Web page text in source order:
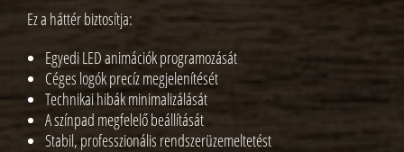
Ez a háttér biztosítja:
Egyedi LED animációk programozását
Céges logók precíz megjelenítését
Technikai hibák minimalizálását
A színpad megfelelő beállítását
Stabil, professzionális rendszerüzemeltetést